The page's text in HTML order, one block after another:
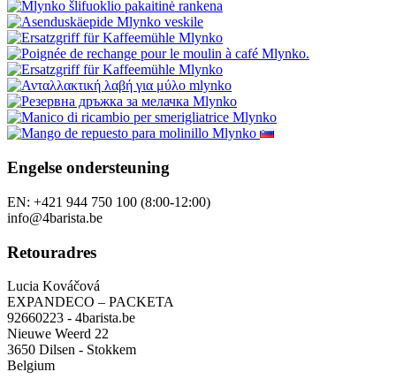
Engelse ondersteuning
EN: +421 944 750 100 (8:00-12:00)
info@4barista.be
Retouradres
Lucia Kováčová
EXPANDECO – PACKETA
92660223 - 4barista.be
Nieuwe Weerd 22
3650 Dilsen - Stokkem
Belgium